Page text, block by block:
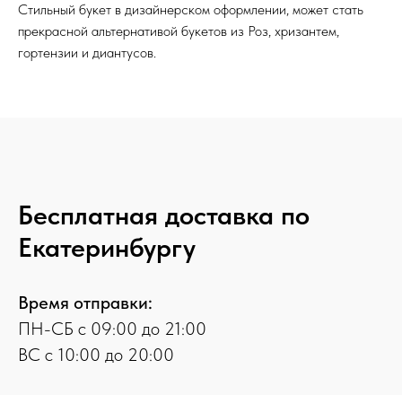
Стильный букет в дизайнерском оформлении, может стать
прекрасной альтернативой букетов из Роз, хризантем,
гортензии и диантусов.
Бесплатная доставка по
Екатеринбургу
Время отправки:
ПН-СБ с 09:00 до 21:00
ВС с 10:00 до 20:00